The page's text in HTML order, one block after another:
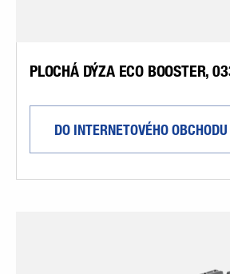
PLOCHÁ DÝZA ECO BOOSTER,
DO INTERNETOVÉHO OBCHODU